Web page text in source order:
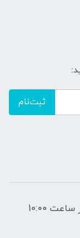
ثبت‌نام
ساعات پاسخگویی: فقط روزهای غیر تعطیل از ساعت 10:00